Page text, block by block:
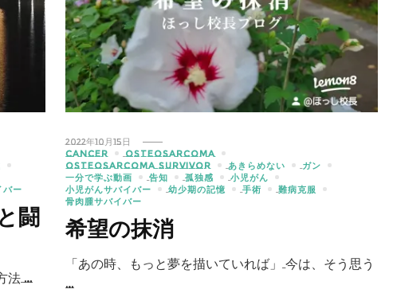
バー
闘
法 …
2022年10月15日
CANCER
OSTEOSARCOMA
OSTEOSARCOMA SURVIVOR
あきらめない
ガン
一分で学ぶ動画
告知 孤独感
小児がん
小児がんサバイバー
幼少期の記憶 手術
難病克服
骨肉腫サバイバー
希望の抹消
「あの時、もっと夢を描いていれば」 今は、そう思う
…